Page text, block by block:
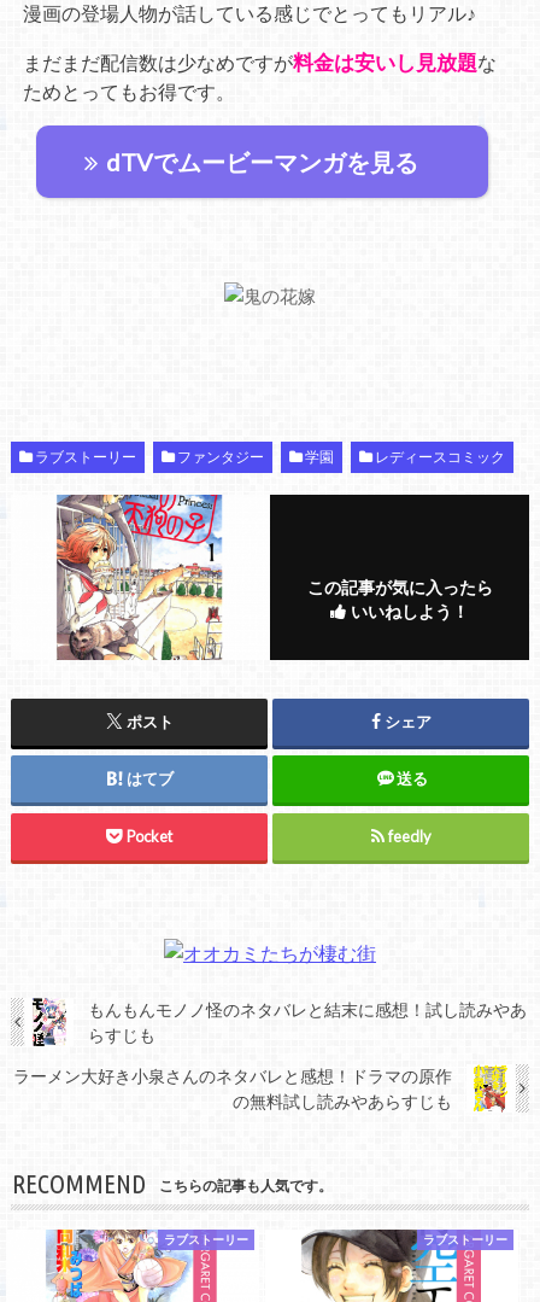
漫画の登場人物が話している感じでとってもリアル♪
まだまだ配信数は少なめですが料金は安いし見放題な
ためとってもお得です。
dTVでムービーマンガを見る
ラブストーリー ファンタジー 学園 レディースコミック
この記事が気に入ったら
いいねしよう！
ポスト シェア
はてブ 送る
Pocket feedly
もんもんモノノ怪のネタバレと結末に感想！試し読みやあ
らすじも
ラーメン大好き小泉さんのネタバレと感想！ドラマの原作
の無料試し読みやあらすじも
RECOMMEND こちらの記事も人気です。
ラブストーリー ラブストーリー